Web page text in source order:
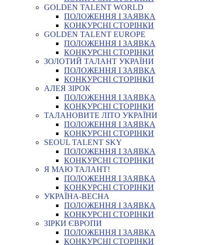
GOLDEN TALENT WORLD
ПОЛОЖЕННЯ І ЗАЯВКА
КОНКУРСНІ СТОРІНКИ
GOLDEN TALENT EUROPE
ПОЛОЖЕННЯ І ЗАЯВКА
КОНКУРСНІ СТОРІНКИ
ЗОЛОТИЙ ТАЛАНТ УКРАЇНИ
ПОЛОЖЕННЯ І ЗАЯВКА
КОНКУРСНІ СТОРІНКИ
АЛЕЯ ЗІРОК
ПОЛОЖЕННЯ І ЗАЯВКА
КОНКУРСНІ СТОРІНКИ
ТАЛАНОВИТЕ ЛІТО УКРАЇНИ
ПОЛОЖЕННЯ І ЗАЯВКА
КОНКУРСНІ СТОРІНКИ
SEOUL TALENT SKY
ПОЛОЖЕННЯ І ЗАЯВКА
КОНКУРСНІ СТОРІНКИ
Я МАЮ ТАЛАНТ!
ПОЛОЖЕННЯ І ЗАЯВКА
КОНКУРСНІ СТОРІНКИ
УКРАЇНА-ВЕСНА
ПОЛОЖЕННЯ І ЗАЯВКА
КОНКУРСНІ СТОРІНКИ
ЗІРКИ ЄВРОПИ
ПОЛОЖЕННЯ І ЗАЯВКА
КОНКУРСНІ СТОРІНКИ